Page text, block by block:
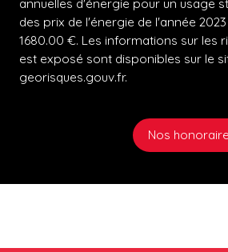
des prix de l'énergie de l'année
1680.00 €. Les informations sur les
est exposé sont disponibles sur le
georisques.gouv.fr.
Nos